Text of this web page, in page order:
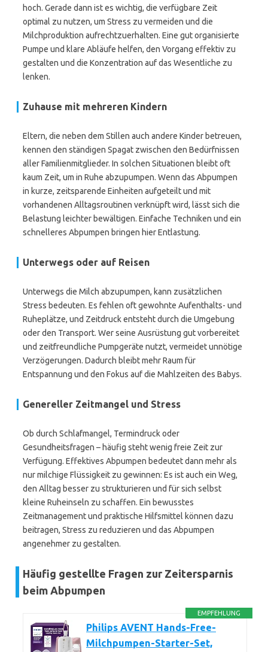
hoch. Gerade dann ist es wichtig, die verfügbare Zeit
optimal zu nutzen, um Stress zu vermeiden und die
Milchproduktion aufrechtzuerhalten. Eine gut organisierte
Pumpe und klare Abläufe helfen, den Vorgang effektiv zu
gestalten und die Konzentration auf das Wesentliche zu
lenken.
Zuhause mit mehreren Kindern
Eltern, die neben dem Stillen auch andere Kinder betreuen,
kennen den ständigen Spagat zwischen den Bedürfnissen
aller Familienmitglieder. In solchen Situationen bleibt oft
kaum Zeit, um in Ruhe abzupumpen. Wenn das Abpumpen
in kurze, zeitsparende Einheiten aufgeteilt und mit
vorhandenen Alltagsroutinen verknüpft wird, lässt sich die
Belastung leichter bewältigen. Einfache Techniken und ein
schnelleres Abpumpen bringen hier Entlastung.
Unterwegs oder auf Reisen
Unterwegs die Milch abzupumpen, kann zusätzlichen
Stress bedeuten. Es fehlen oft gewohnte Aufenthalts- und
Ruheplätze, und Zeitdruck entsteht durch die Umgebung
oder den Transport. Wer seine Ausrüstung gut vorbereitet
und zeitfreundliche Pumpgeräte nutzt, vermeidet unnötige
Verzögerungen. Dadurch bleibt mehr Raum für
Entspannung und den Fokus auf die Mahlzeiten des Babys.
Genereller Zeitmangel und Stress
Ob durch Schlafmangel, Termindruck oder
Gesundheitsfragen – häufig steht wenig freie Zeit zur
Verfügung. Effektives Abpumpen bedeutet dann mehr als
nur milchige Flüssigkeit zu gewinnen: Es ist auch ein Weg,
den Alltag besser zu strukturieren und für sich selbst
kleine Ruheinseln zu schaffen. Ein bewusstes
Zeitmanagement und praktische Hilfsmittel können dazu
beitragen, Stress zu reduzieren und das Abpumpen
angenehmer zu gestalten.
Häufig gestellte Fragen zur Zeitersparnis
beim Abpumpen
EMPFEHLUNG
Philips AVENT Hands-Free-
Milchpumpen-Starter-Set,